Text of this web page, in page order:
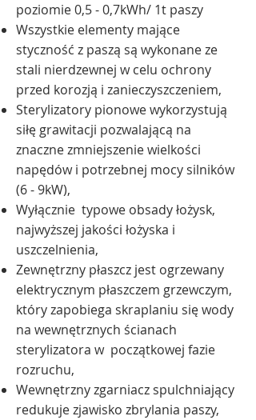
poziomie 0,5 - 0,7kWh/ 1t paszy
Wszystkie elementy mające
styczność z paszą są wykonane ze
stali nierdzewnej w celu ochrony
przed korozją i zanieczyszczeniem,
Sterylizatory pionowe wykorzystują
siłę grawitacji pozwalającą na
znaczne zmniejszenie wielkości
napędów i potrzebnej mocy silników
(6 - 9kW),
Wyłącznie typowe obsady łożysk,
najwyższej jakości łożyska i
uszczelnienia,
Zewnętrzny płaszcz jest ogrzewany
elektrycznym płaszczem grzewczym,
który zapobiega skraplaniu się wody
na wewnętrznych ścianach
sterylizatora w początkowej fazie
rozruchu,
Wewnętrzny zgarniacz spulchniający
redukuje zjawisko zbrylania paszy,